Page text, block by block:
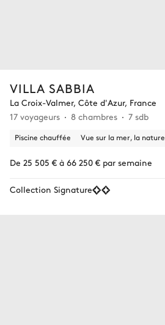
VILLA SABBIA
La Croix-Valmer, Côte d'Azur, France
17 voyageurs
8 chambres 7 sdb
Piscine chauffée Vue sur la mer, la nature
De 25 505 € à 66 250 € par semaine
Collection Signature